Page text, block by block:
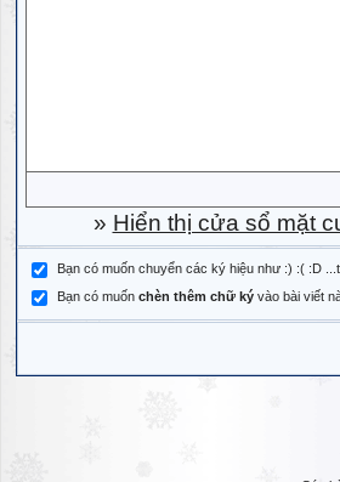
» Hiển thị cửa sổ mặt
Bạn có muốn chuyển các ký hiệu như :) :( :D
Bạn có muốn chèn thêm chữ ký vào bài viết